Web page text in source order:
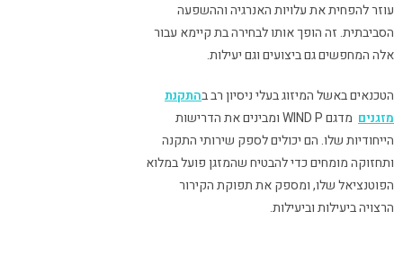
עוזר להפחית את עלויות האנרגיה וההשפעה
הסביבתית. זה הופך אותו לבחירה בת קיימא עבור
אלה המחפשים גם ביצועים וגם יעילות.
הטכנאים באשל המיזוג בעלי ניסיון רב בהתקנת
מזגנים
מדגם WIND P ומבינים את הדרישות
הייחודיות שלו. הם יכולים לספק שירותי התקנה
ותחזוקה מומחים כדי להבטיח שהמזגן פועל במלוא
הפוטנציאל שלו, ומספק את תפוקת הקירור
הרצויה ביעילות וביעילות.